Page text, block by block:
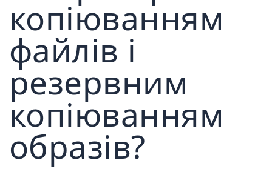
копіюванням
файлів і
резервним
копіюванням
образів?